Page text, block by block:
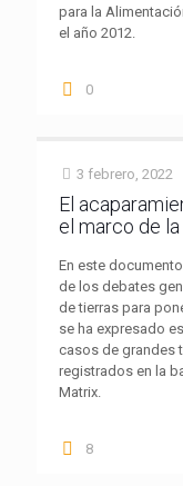
para la
el año 2012.
0
3 febrero, 2022
El
el marco de la
En este
de los debates
de tierras para
se ha expresado
casos de grandes
registrados en la
Matrix.
8